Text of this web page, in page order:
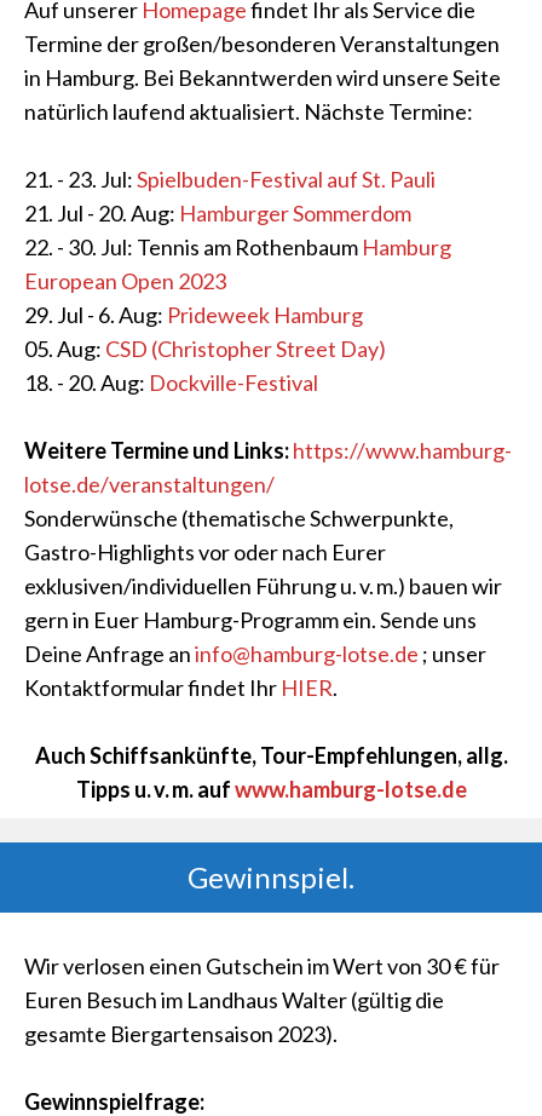
Auf unserer Homepagefindet Ihr als Service die
Termine der großen/besonderen Veranstaltungen
in Hamburg. Bei Bekanntwerden wird unsere Seite
natürlich laufend aktualisiert. Nächste Termine:
21. - 23. Jul:Spielbuden-Festival auf St. Pauli
21. Jul - 20. Aug: Hamburger Sommerdom
22. - 30. Jul: Tennis am Rothenbaum Hamburg
European Open 2023
29. Jul - 6. Aug: Prideweek Hamburg
05. Aug: CSD (Christopher Street Day)
18. - 20. Aug: Dockville-Festival
Weitere Termine und Links:https://www.hamburg-
lotse.de/veranstaltungen/
Sonderwünsche (thematische Schwerpunkte,
Gastro-Highlights vor oder nach Eurer
exklusiven/individuellen Führung u. v. m.) bauen wir
gern in Euer Hamburg-Programm ein. Sende uns
Deine Anfrage aninfo@hamburg-lotse.de ; unser
Kontaktformular findet Ihr HIER.
Auch Schiffsankünfte, Tour-Empfehlungen, allg.
Tipps u. v. m. aufwww.hamburg-lotse.de
Gewinnspiel.
Wir verlosen einen Gutschein im Wert von 30 € für
Euren Besuch im Landhaus Walter (gültig die
gesamte Biergartensaison 2023).
Gewinnspielfrage: